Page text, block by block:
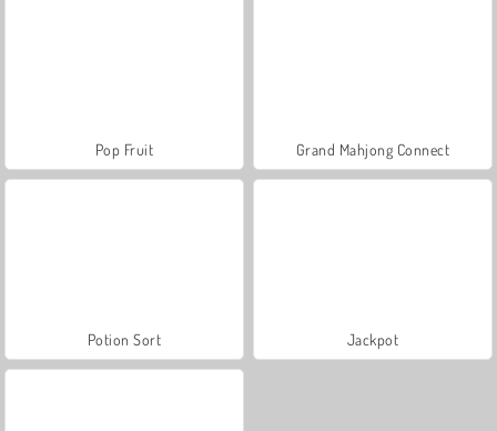
Pop Fruit Grand Mahjong Connect
Potion Sort Jackpot